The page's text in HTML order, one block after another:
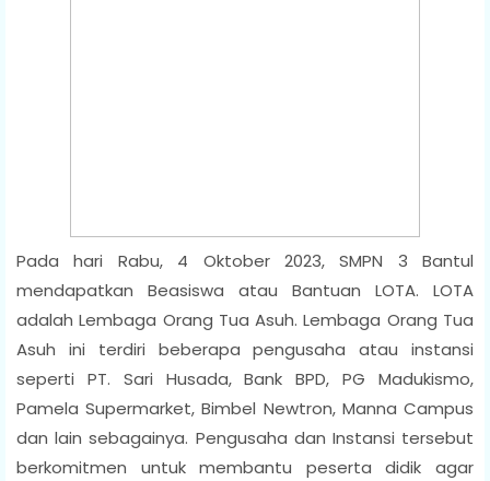
Pada hari Rabu, 4 Oktober 2023, SMPN 3 Bantul
mendapatkan Beasiswa atau Bantuan LOTA. LOTA
adalah Lembaga Orang Tua Asuh. Lembaga Orang Tua
Asuh ini terdiri beberapa pengusaha atau instansi
seperti PT. Sari Husada, Bank BPD, PG Madukismo,
Pamela Supermarket, Bimbel Newtron, Manna Campus
dan lain sebagainya. Pengusaha dan Instansi tersebut
berkomitmen untuk membantu peserta didik agar